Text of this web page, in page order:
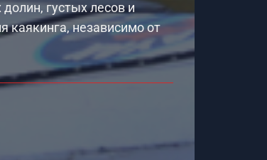
густых лесов и
каякинга, независимо от